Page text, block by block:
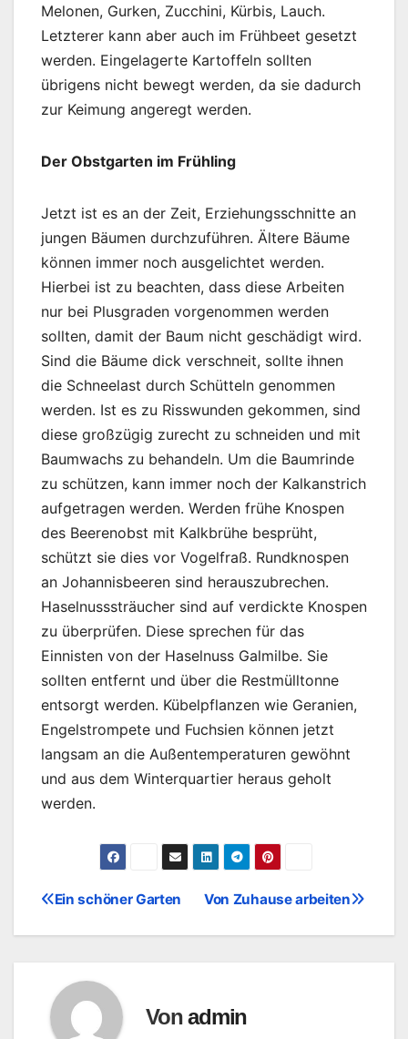
Melonen, Gurken, Zucchini, Kürbis, Lauch.
Letzterer kann aber auch im Frühbeet gesetzt
werden. Eingelagerte Kartoffeln sollten
übrigens nicht bewegt werden, da sie dadurch
zur Keimung angeregt werden.
Der Obstgarten im Frühling
Jetzt ist es an der Zeit, Erziehungsschnitte an
jungen Bäumen durchzuführen. Ältere Bäume
können immer noch ausgelichtet werden.
Hierbei ist zu beachten, dass diese Arbeiten
nur bei Plusgraden vorgenommen werden
sollten, damit der Baum nicht geschädigt wird.
Sind die Bäume dick verschneit, sollte ihnen
die Schneelast durch Schütteln genommen
werden. Ist es zu Risswunden gekommen, sind
diese großzügig zurecht zu schneiden und mit
Baumwachs zu behandeln. Um die Baumrinde
zu schützen, kann immer noch der Kalkanstrich
aufgetragen werden. Werden frühe Knospen
des Beerenobst mit Kalkbrühe besprüht,
schützt sie dies vor Vogelfraß. Rundknospen
an Johannisbeeren sind herauszubrechen.
Haselnusssträucher sind auf verdickte Knospen
zu überprüfen. Diese sprechen für das
Einnisten von der Haselnuss Galmilbe. Sie
sollten entfernt und über die Restmülltonne
entsorgt werden. Kübelpflanzen wie Geranien,
Engelstrompete und Fuchsien können jetzt
langsam an die Außentemperaturen gewöhnt
und aus dem Winterquartier heraus geholt
werden.
Beitragsnavigation
Von Zuhause arbeiten
Ein schöner Garten
Vonadmin